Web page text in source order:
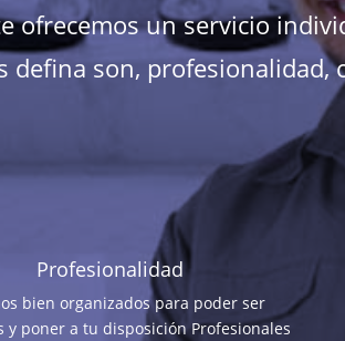
ofrecemos un servicio
son, profesionalidad,
Profesionalidad
bien organizados para poder ser
y poner a tu disposición Profesionales